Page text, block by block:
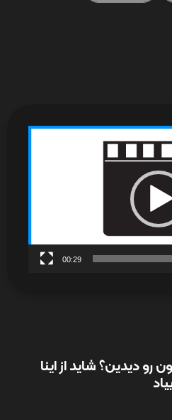
00:29
رو دیدین؟ شاید از اینا